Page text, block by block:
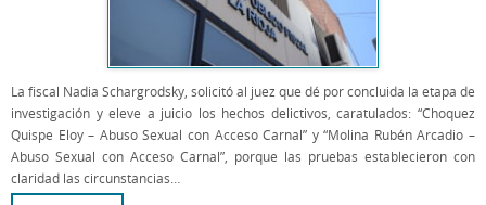
La fiscal Nadia Schargrodsky, solicitó al juez que dé por concluida la etapa de
investigación y eleve a juicio los hechos delictivos, caratulados: “Choquez
Quispe Eloy – Abuso Sexual con Acceso Carnal” y “Molina Rubén Arcadio –
Abuso Sexual con Acceso Carnal”, porque las pruebas establecieron con
claridad las circunstancias…